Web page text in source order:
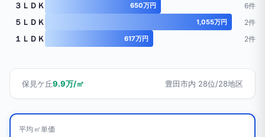
３ＬＤＫ 650万円 6件
５ＬＤＫ 1,055万円 2件
１ＬＤＫ 617万円 2件
保見ケ丘9.9万/㎡ 豊田市内 28位/28地区
平均㎡単価